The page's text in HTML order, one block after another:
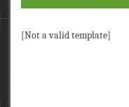
[Not a valid template]